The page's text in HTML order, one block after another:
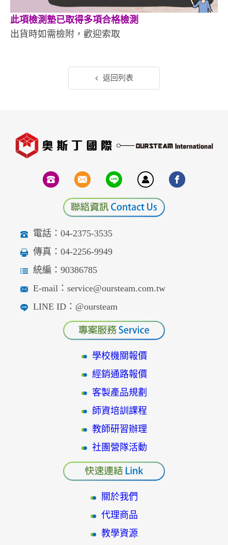
此項檢測墊已取得多項合格檢測
出貨時如需檢附，歡迎索取
返回列表
電話：04-2375-3535
傳真：04-2256-9949
統編：90386785
E-mail：service@oursteam.com.tw
LINE ID：@oursteam
學校機關報價
經銷通路報價
客製產品規劃
師資培訓課程
教師研習辦理
社團營隊活動
關於我們
代理商品
教學資源